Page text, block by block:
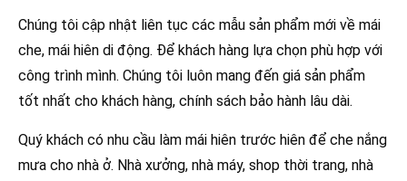
Chúng tôi cập nhật liên tục các mẫu sản phẩm mới về mái
che, mái hiên di động. Để khách hàng lựa chọn phù hợp với
công trình mình. Chúng tôi luôn mang đến giá sản phẩm
tốt nhất cho khách hàng, chính sách bảo hành lâu dài.
Quý khách có nhu cầu làm mái hiên trước hiên để che nắng
mưa cho nhà ở. Nhà xưởng, nhà máy, shop thời trang, nhà